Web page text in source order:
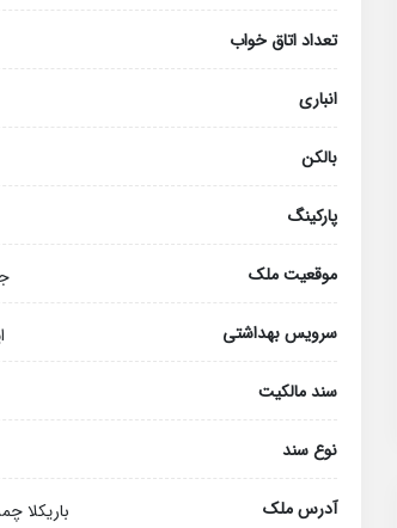
تعداد اتاق خواب
انباری
بالکن
پارکینگ
موقعیت ملک
سرویس بهداشتی
سند مالکیت
نوع سند
آدرس ملک باریکلا